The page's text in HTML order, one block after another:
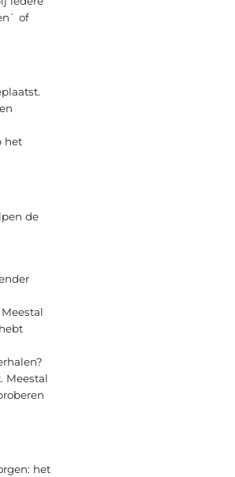
of
het
de
Meestal
het